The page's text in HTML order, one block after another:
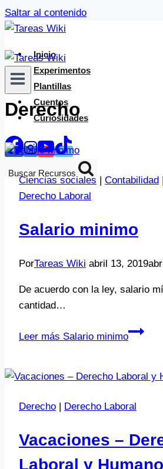
Saltar al contenido
Inicio
Experimentos
Plantillas
Cuentos
Curiosidades
Buscar Recursos
Derecho
Ciencias sociales | Contabilidad |
Derecho Laboral
Salario minimo
PorTareas Wiki abril 13, 2019
De acuerdo con la ley, salario
cantidad…
Leer más Salario minimo
Derecho | Derecho Laboral
Vacaciones –
Laboral y Humano